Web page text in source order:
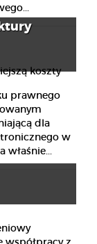
prawnego
dla
w